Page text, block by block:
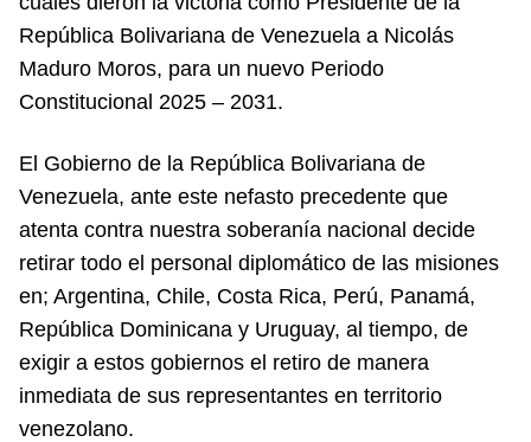
República Bolivariana de Venezuela a Nicolás
Maduro Moros, para un nuevo Periodo
Constitucional 2025 – 2031.
El Gobierno de la República Bolivariana de
Venezuela, ante este nefasto precedente que
atenta contra nuestra soberanía nacional decide
retirar todo el personal diplomático de las misiones
en; Argentina, Chile, Costa Rica, Perú, Panamá,
República Dominicana y Uruguay, al tiempo, de
exigir a estos gobiernos el retiro de manera
inmediata de sus representantes en territorio
venezolano.